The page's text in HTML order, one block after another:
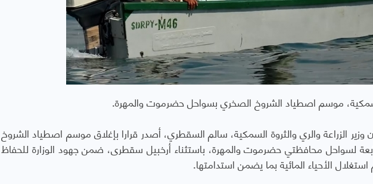
السمكية، موسم اصطياد الشروخ الصخري بسواحل حضرموت والمهرة.
وزير الزراعة والري والثروة السمكية، سالم السقطري، أصدر قرارا بإغلاق موسم اصطياد الشروخ
لسواحل محافظتي حضرموت والمهرة، باستثناء أرخبيل سقطرى، ضمن جهود الوزارة للحفاظ
الأحياء المائية بما يضمن استدامتها.